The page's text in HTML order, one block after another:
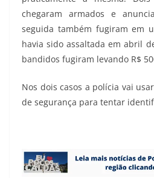
chegaram armados e
seguida também fugiram em
havia sido assaltada em abril
bandidos fugiram levando R$
Nos dois casos a polícia vai
de segurança para tentar